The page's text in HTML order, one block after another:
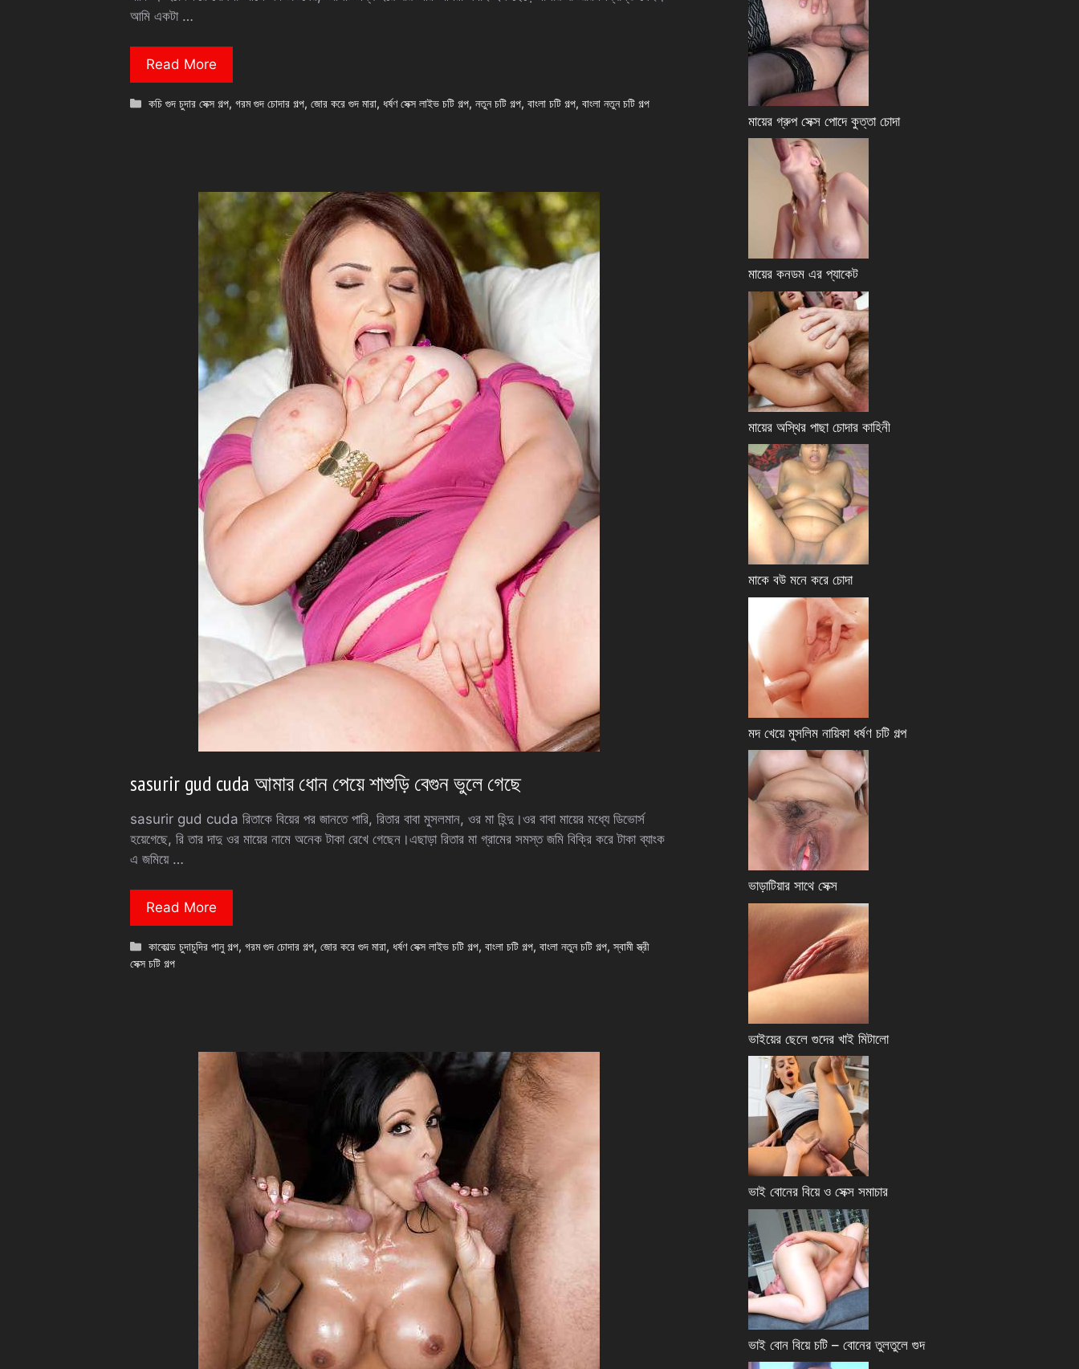
আমি একটা …
Read More
Categories
কচি গুদ চুদার সেক্স গল্প,গরম গুদ চোদার গল্প,জোর করে গুদ মারা, ধর্ষণ সেক্স লাইভ চটি গল্প,নতুন চটি গল্প,বাংলা চটি গল্প,বাংলা নতুন চটি গল্প
sasurir gud cuda আমার ধোন পেয়ে শাশুড়ি বেগুন ভুলে গেছে
sasurir gud cuda রিতাকে বিয়ের পর জানতে পারি, রিতার বাবা মুসলমান, ওর মা হিন্দু।ওর বাবা মায়ের মধ্যে ডিভোর্স
হয়েগেছে, রি তার দাদু ওর মায়ের নামে অনেক টাকা রেখে গেছেন।এছাড়া রিতার মা গ্রামের সমস্ত জমি বিক্রি করে টাকা ব্যাংক
এ জমিয়ে …
Read More
Categories
কাকোল্ড চুদাচুদির পানু গল্প,গরম গুদ চোদার গল্প,জোর করে গুদ মারা, ধর্ষণ সেক্স লাইভ চটি গল্প,বাংলা চটি গল্প,বাংলা নতুন চটি গল্প,স্বামী স্ত্রী
সেক্স চটি গল্প
মায়ের গ্রুপ সেক্স পোদে কুত্তা চোদা
মায়ের কনডম এর প্যাকেট
মায়ের অস্থির পাছা চোদার কাহিনী
মাকে বউ মনে করে চোদা
মদ খেয়ে মুসলিম নায়িকা ধর্ষণ চটি গল্প
ভাড়াটিয়ার সাথে সেক্স
ভাইয়ের ছেলে গুদের খাই মিটালো
ভাই বোনের বিয়ে ও সেক্স সমাচার
ভাই বোন বিয়ে চটি – বোনের তুলতুলে গুদ